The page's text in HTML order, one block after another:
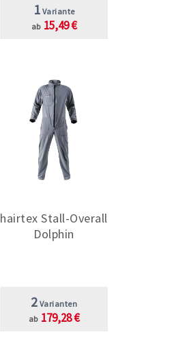
1 Variante
ab 15,49 €
hairtex Stall-Overall
Dolphin
2 Varianten
ab 179,28 €